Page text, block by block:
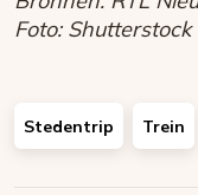
Foto: Shutterstock
Stedentrip Trein